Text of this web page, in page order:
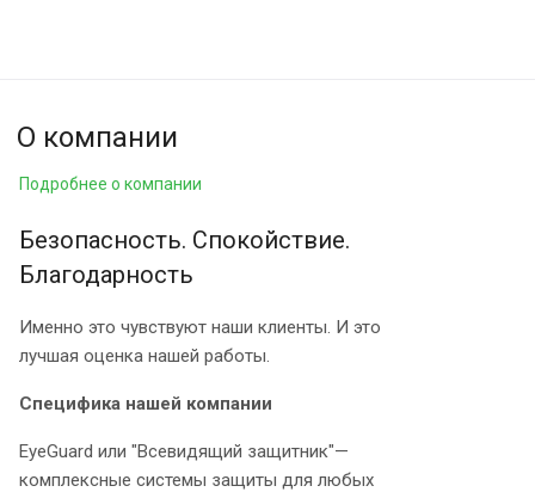
О компании
Подробнее о компании
Безопасность. Спокойствие.
Благодарность
Именно это чувствуют наши клиенты. И это
лучшая оценка нашей работы.
Специфика нашей компании
EyeGuard или "Всевидящий защитник"—
комплексные системы защиты для любых